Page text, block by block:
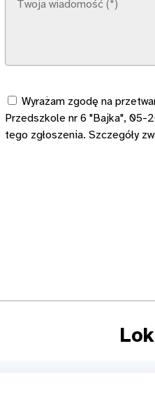
Przedszkole nr 6 "Bajka", 05-
tego zgłoszenia. Szczegóły